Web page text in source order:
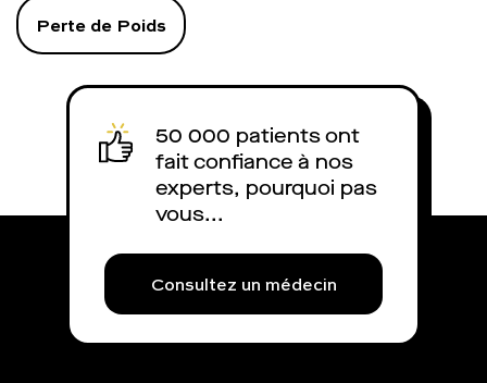
Perte de Poids
50 000 patients ont
fait confiance à nos
experts, pourquoi pas
vous...
Consultez un médecin